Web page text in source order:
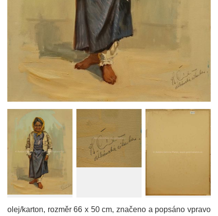
olej/karton, rozměr 66 x 50 cm, značeno a popsáno vpravo